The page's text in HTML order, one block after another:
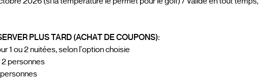
PLUS TARD (ACHAT DE COUPONS):
1 ou 2 nuitées, selon l'option choisie
2 personnes